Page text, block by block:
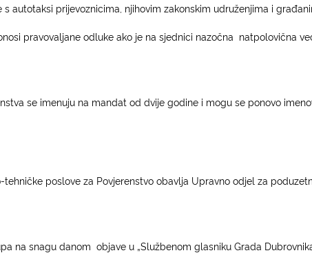
s autotaksi prijevoznicima, njihovim zakonskim udruženjima i
pravovaljane odluke ako je na sjednici nazočna natpolovična
se imenuju na mandat od dvije godine i mogu se ponovo
tehničke poslove za Povjerenstvo obavlja Upravno odjel za
na snagu danom objave u „Službenom glasniku Grada